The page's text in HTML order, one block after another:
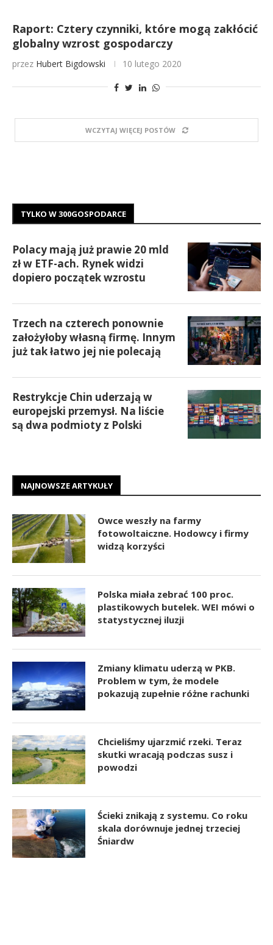
Raport: Cztery czynniki, które mogą zakłócić
globalny wzrost gospodarczy
przez Hubert Bigdowski 10 lutego 2020
WCZYTAJ WIĘCEJ POSTÓW
TYLKO W 300GOSPODARCE
Polacy mają już prawie 20 mld
zł w ETF-ach. Rynek widzi
dopiero początek wzrostu
Trzech na czterech ponownie
założyłoby własną firmę. Innym
już tak łatwo jej nie polecają
Restrykcje Chin uderzają w
europejski przemysł. Na liście
są dwa podmioty z Polski
NAJNOWSZE ARTYKUŁY
Owce weszły na farmy
fotowoltaiczne. Hodowcy i firmy
widzą korzyści
Polska miała zebrać 100 proc.
plastikowych butelek. WEI mówi o
statystycznej iluzji
Zmiany klimatu uderzą w PKB.
Problem w tym, że modele
pokazują zupełnie różne rachunki
Chcieliśmy ujarzmić rzeki. Teraz
skutki wracają podczas susz i
powodzi
Ścieki znikają z systemu. Co roku
skala dorównuje jednej trzeciej
Śniardw